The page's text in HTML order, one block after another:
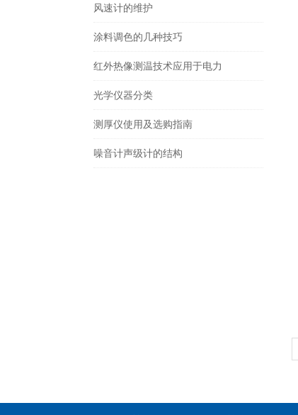
风速计的维护
涂料调色的几种技巧
红外热像测温技术应用于电力
光学仪器分类
测厚仪使用及选购指南
噪音计声级计的结构